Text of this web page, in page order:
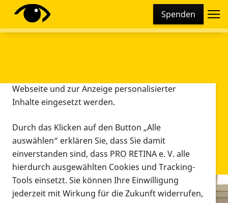
Spenden
Infomaterial
Diese Webseite setzt verschiedene Cookies und
Tracking-Tools ein. Dies beinhaltet Cookies und
Webseite und zur Anzeige personalisierter
Inhalte eingesetzt werden.
Durch das Klicken auf den Button „Alle
auswählen“ erklären Sie, dass Sie damit
einverstanden sind, dass PRO RETINA e. V. alle
hierdurch ausgewählten Cookies und Tracking-
Tools einsetzt. Sie können Ihre Einwilligung
jederzeit mit Wirkung für die Zukunft widerrufen,